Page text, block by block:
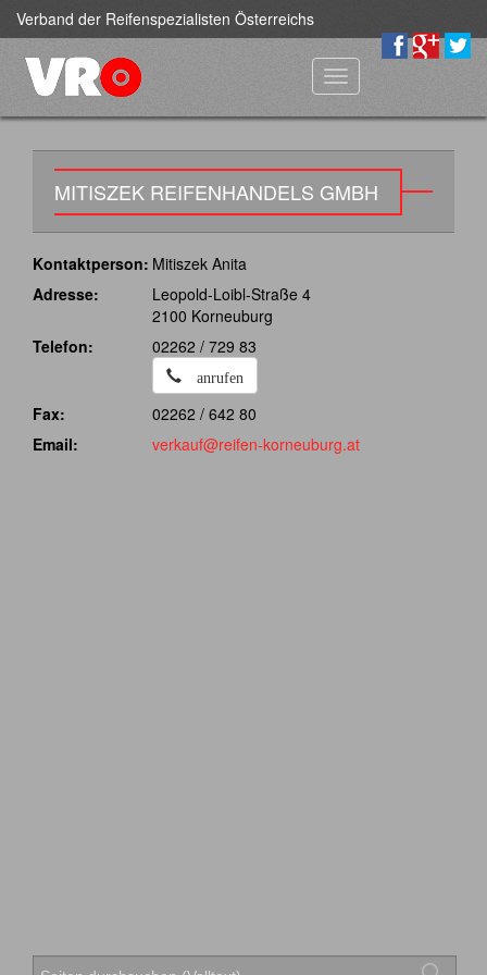
Verband der Reifenspezialisten Österreichs
Toggle
navigation
MITISZEK REIFENHANDELS GMBH
Kontaktperson: Mitiszek Anita
Adresse:
Leopold-Loibl-Straße 4
2100 Korneuburg
Telefon:
02262 / 729 83
anrufen
Fax:
02262 / 642 80
Email:
verkauf@reifen-korneuburg.at